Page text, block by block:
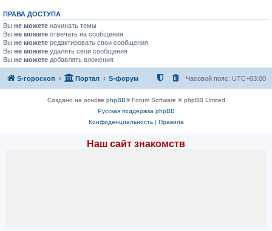
ПРАВА ДОСТУПА
Вы не можете начинать темы
Вы не можете отвечать на сообщения
Вы не можете редактировать свои сообщения
Вы не можете удалять свои сообщения
Вы не можете добавлять вложения
S-гороскоп Портал S-форум Часовой пояс: UTC+03:00
Создано на основе phpBB® Forum Software © phpBB Limited
Русская поддержка phpBB
Конфиденциальность| Правила
Наш сайт знакомств